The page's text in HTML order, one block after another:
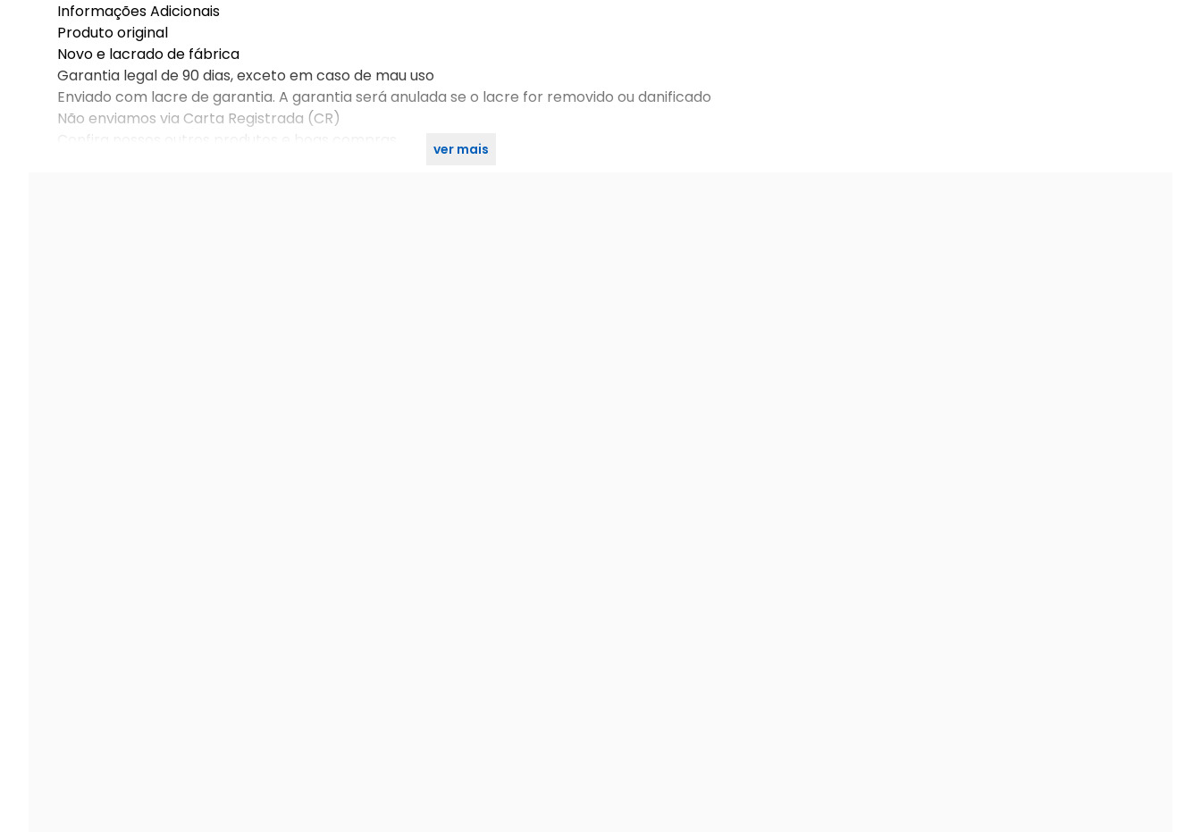
Informações Adicionais
Produto original
Novo e lacrado de fábrica
Garantia legal de 90 dias, exceto em caso de mau uso
Enviado com lacre de garantia. A garantia será anulada se o lacre for removido ou danificado
Não enviamos via Carta Registrada (CR)
Confira nossos outros produtos e boas compras.
ver mais